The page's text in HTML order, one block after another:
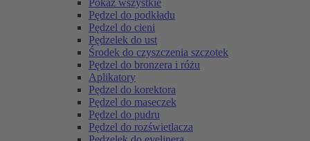
Pokaż wszystkie
Pędzel do podkładu
Pędzel do cieni
Pędzelek do ust
Środek do czyszczenia szczotek
Pędzel do bronzera i różu
Aplikatory
Pędzel do korektora
Pędzel do maseczek
Pędzel do pudru
Pędzel do rozświetlacza